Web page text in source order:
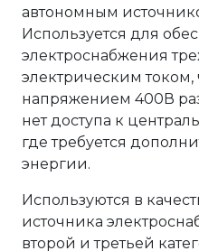
автономным
Используется для
электроснабжения
электрическим током,
напряжением 400В
нет доступа к
где требуется
энергии.
Используются в
источника
второй и третьей